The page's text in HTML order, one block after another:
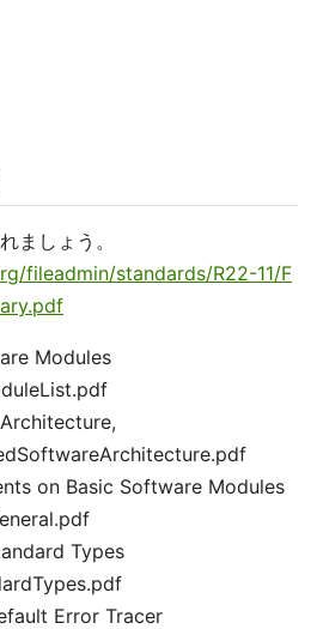
しょう。
fileadmin/standards/R22-11/F
Modules
on Basic Software Modules
Types
Error Tracer